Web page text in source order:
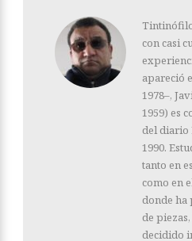
con casi
apareció
1978–,
1959) es
del diario
1990.
tanto en
como en
donde ha
de
decidido